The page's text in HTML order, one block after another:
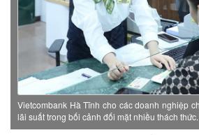
Vietcombank Hà Tĩnh cho các doanh nghiệp
lãi suất trong bối cảnh đối mặt nhiều thách thức.